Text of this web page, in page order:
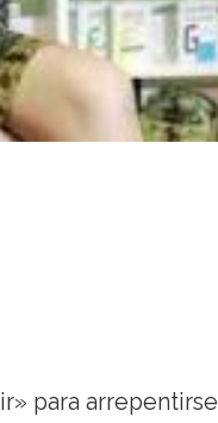
para arrepentirse